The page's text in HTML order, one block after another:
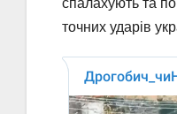
спалахують та
точних ударів